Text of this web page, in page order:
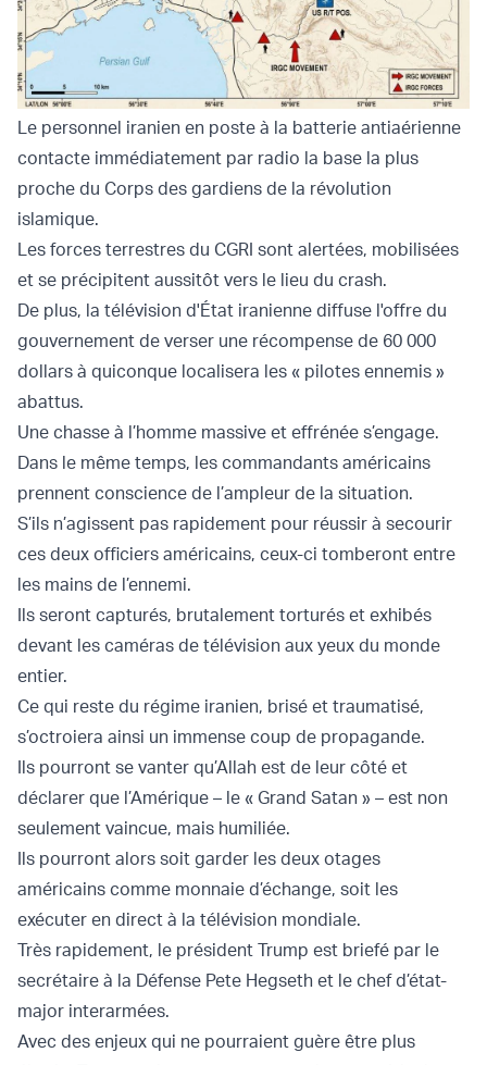
Le personnel iranien en poste à la batterie antiaérienne
contacte immédiatement par radio la base la plus
proche du Corps des gardiens de la révolution
islamique.
Les forces terrestres du CGRI sont alertées, mobilisées
et se précipitent aussitôt vers le lieu du crash.
De plus, la télévision d'État iranienne diffuse l'offre du
gouvernement de verser une récompense de 60 000
dollars à quiconque localisera les « pilotes ennemis »
abattus.
Une chasse à l’homme massive et effrénée s’engage.
Dans le même temps, les commandants américains
prennent conscience de l’ampleur de la situation.
S’ils n’agissent pas rapidement pour réussir à secourir
ces deux officiers américains, ceux-ci tomberont entre
les mains de l’ennemi.
Ils seront capturés, brutalement torturés et exhibés
devant les caméras de télévision aux yeux du monde
entier.
Ce qui reste du régime iranien, brisé et traumatisé,
s’octroiera ainsi un immense coup de propagande.
Ils pourront se vanter qu’Allah est de leur côté et
déclarer que l’Amérique – le « Grand Satan » – est non
seulement vaincue, mais humiliée.
Ils pourront alors soit garder les deux otages
américains comme monnaie d’échange, soit les
exécuter en direct à la télévision mondiale.
Très rapidement, le président Trump est briefé par le
secrétaire à la Défense Pete Hegseth et le chef d’état-
major interarmées.
Avec des enjeux qui ne pourraient guère être plus